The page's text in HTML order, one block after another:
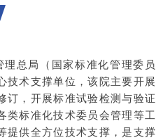
总局（国家标准化管理委员
技术支撑单位，该院主要开展
订，开展标准试验检测与验证
类标准化技术委员会管理等工
提供全方位技术支撑，是支撑